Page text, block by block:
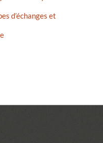
d’échanges et